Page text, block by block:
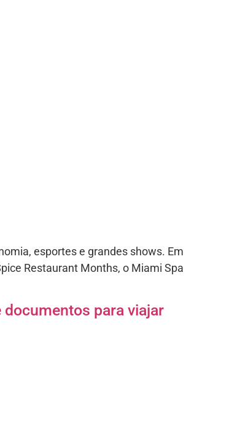
esportes e grandes shows. Em
Restaurant Months, o Miami Spa
para viajar